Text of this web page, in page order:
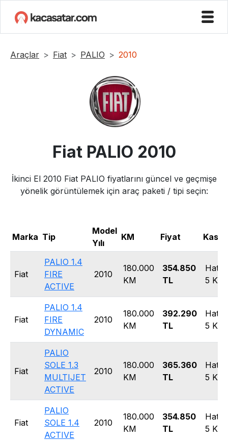
Araçlar Fiat PALIO 2010
Fiat PALIO 2010
İkinci El 2010 Fiat PALIO fiyatlarını güncel ve geçmişe
yönelik görüntülemek için araç paketi / tipi seçin:
Marka Tip
Model
Yılı
KM Fiyat Kasa
Fiat
PALIO 1.4
FIRE
ACTIVE
2010
180.000
KM
354.850
TL
5
Fiat
PALIO 1.4
FIRE
DYNAMIC
2010
180.000
KM
392.290
TL
5
Fiat
PALIO
SOLE 1.3
MULTIJET
ACTIVE
2010
180.000
KM
365.360
TL
5
Fiat
PALIO
SOLE 1.4
ACTIVE
2010
180.000
KM
354.850
TL
5